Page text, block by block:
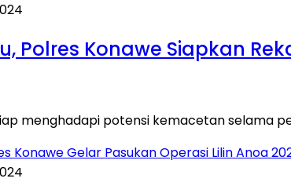
Polres Konawe Siapkan
menghadapi potensi kemacetan selama